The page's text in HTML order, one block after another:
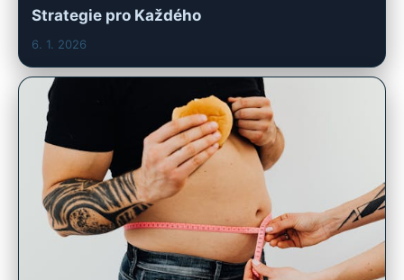
Strategie pro Každého
6. 1. 2026